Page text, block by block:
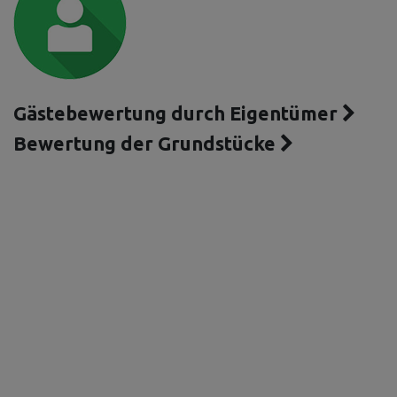
Gästebewertung durch Eigentümer
Bewertung der Grundstücke